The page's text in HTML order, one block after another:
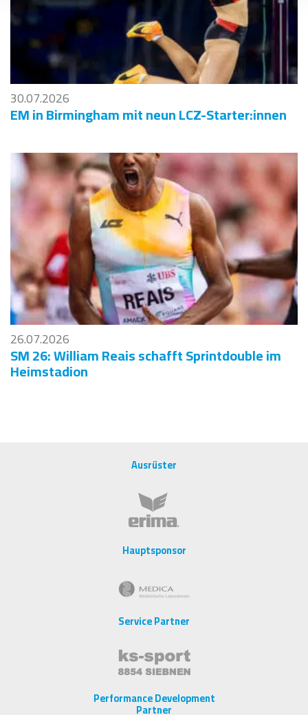
30.07.2026
EM in Birmingham mit neun LCZ-Starter:innen
26.07.2026
SM 26: William Reais schafft Sprintdouble im
Heimstadion
Ausrüster
Hauptsponsor
Service Partner
Performance Development
Partner